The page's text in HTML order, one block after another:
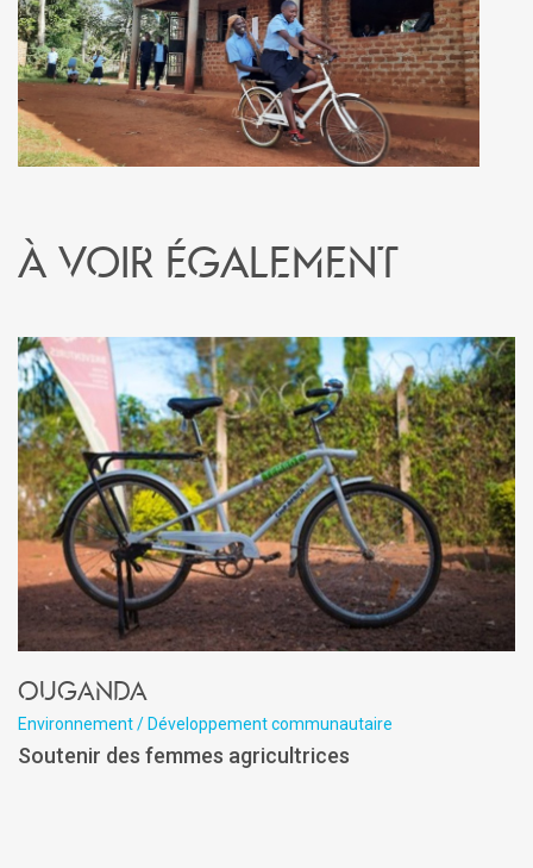
À voir également
Ouganda
Environnement / Développement communautaire
Soutenir des femmes agricultrices